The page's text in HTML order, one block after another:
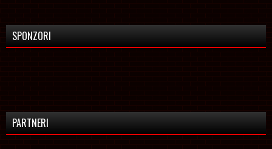
SPONZORI
PARTNERI